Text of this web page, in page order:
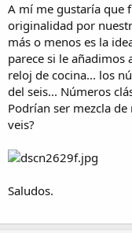
A mí me gustaría que
originalidad por
más o menos es la
parece si le
reloj de cocina... los
del seis... Números
Podrían ser mezcla
veis?
Saludos.